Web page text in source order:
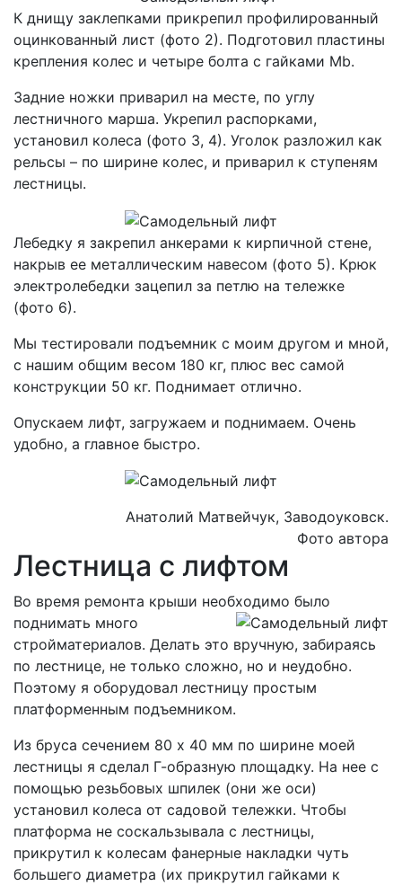
К днищу заклепками прикрепил профилированный
оцинкованный лист (фото 2). Подготовил пластины
крепления колес и четыре болта с гайками Mb.
Задние ножки приварил на месте, по углу
лестничного марша. Укрепил распорками,
установил колеса (фото 3, 4). Уголок разложил как
рельсы – по ширине колес, и приварил к ступеням
лестницы.
Лебедку я закрепил анкерами к кирпичной стене,
накрыв ее металлическим навесом (фото 5). Крюк
электролебедки зацепил за петлю на тележке
(фото 6).
Мы тестировали подъемник с моим другом и мной,
с нашим общим весом 180 кг, плюс вес самой
конструкции 50 кг. Поднимает отлично.
Опускаем лифт, загружаем и поднимаем. Очень
удобно, а главное быстро.
Анатолий Матвейчук, Заводоуковск.
Фото автора
Лестница с лифтом
Во время ремонта крыши необходимо было
поднимать много
стройматериалов. Делать это вручную, забираясь
по лестнице, не только сложно, но и неудобно.
Поэтому я оборудовал лестницу простым
платформенным подъемником.
Из бруса сечением 80 х 40 мм по ширине моей
лестницы я сделал Г-образную площадку. На нее с
помощью резьбовых шпилек (они же оси)
установил колеса от садовой тележки. Чтобы
платформа не соскальзывала с лестницы,
прикрутил к колесам фанерные накладки чуть
большего диаметра (их прикрутил гайками к